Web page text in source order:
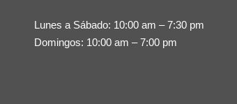
Lunes a Sábado: 10:00 am – 7:30 pm
Domingos: 10:00 am – 7:00 pm